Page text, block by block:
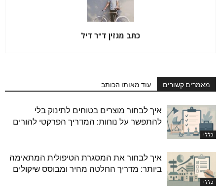
כתב מגזין ד"ר דיל
מאמרים קשורים עוד מאותו הכותב
כללי
איך לבחור מוצרים בטוחים לתינוק בלי
להתפשר על נוחות: המדריך הפרקטי להורים
כללי
איך לבחור את המסגרת הטיפולית המתאימה
ביותר: מדריך החלטה מהיר ומבוסס שיקולים